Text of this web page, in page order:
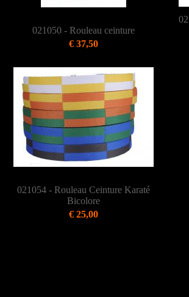
021050 - Rouleau ceinture
€ 37,50
021054 - Rouleau Ceinture Karaté
Bicolore
€ 25,00